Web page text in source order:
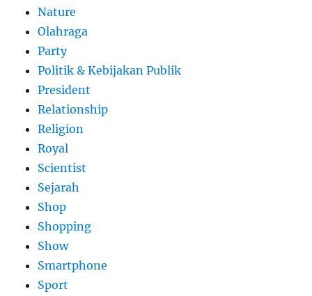
Nature
Olahraga
Party
Politik & Kebijakan Publik
President
Relationship
Religion
Royal
Scientist
Sejarah
Shop
Shopping
Show
Smartphone
Sport